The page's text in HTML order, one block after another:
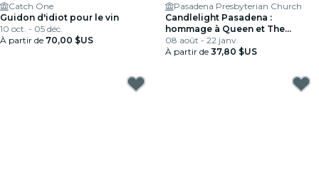
Catch One
Guidon d'idiot pour le vin
10 oct. - 05 déc.
À partir de 70,00 $US
Pasadena Presbyterian Church
Candlelight Pasadena :
hommage à Queen et The
Beatles
08 août - 22 janv.
À partir de 37,80 $US